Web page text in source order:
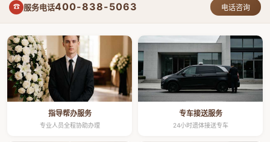
☎ 服务电话400-838-5063 电话咨询
指导帮办服务
专业人员全程协助办理
专车接送服务
24小时遗体接送专车